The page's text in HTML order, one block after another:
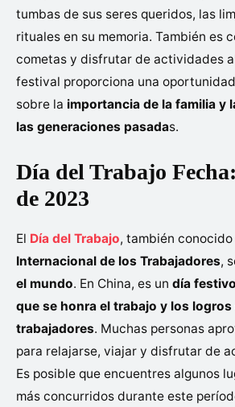
tumbas de sus seres queridos, las
rituales en su memoria. También es
cometas y disfrutar de actividades
festival proporciona una
sobre la importancia de la familia y
las generaciones pasadas.
Día del Trabajo
de 2023
El Día del Trabajo, también conocido
Internacional de los Trabajadores,
el mundo. En China, es un día
que se honra el trabajo y los logros
trabajadores. Muchas personas
para relajarse, viajar y disfrutar de
Es posible que encuentres algunos
más concurridos durante este